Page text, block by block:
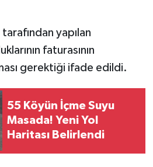
yapılan
faturasının
gerektiği ifade edildi.
55 Köyün İçme Suyu
Masada! Yeni Yol
Haritası Belirlendi